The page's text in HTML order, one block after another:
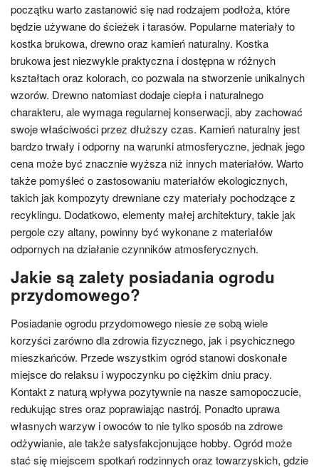
początku warto zastanowić się nad rodzajem podłoża, które
będzie używane do ścieżek i tarasów. Popularne materiały to
kostka brukowa, drewno oraz kamień naturalny. Kostka
brukowa jest niezwykle praktyczna i dostępna w różnych
kształtach oraz kolorach, co pozwala na stworzenie unikalnych
wzorów. Drewno natomiast dodaje ciepła i naturalnego
charakteru, ale wymaga regularnej konserwacji, aby zachować
swoje właściwości przez dłuższy czas. Kamień naturalny jest
bardzo trwały i odporny na warunki atmosferyczne, jednak jego
cena może być znacznie wyższa niż innych materiałów. Warto
także pomyśleć o zastosowaniu materiałów ekologicznych,
takich jak kompozyty drewniane czy materiały pochodzące z
recyklingu. Dodatkowo, elementy małej architektury, takie jak
pergole czy altany, powinny być wykonane z materiałów
odpornych na działanie czynników atmosferycznych.
Jakie są zalety posiadania ogrodu
przydomowego?
Posiadanie ogrodu przydomowego niesie ze sobą wiele
korzyści zarówno dla zdrowia fizycznego, jak i psychicznego
mieszkańców. Przede wszystkim ogród stanowi doskonałe
miejsce do relaksu i wypoczynku po ciężkim dniu pracy.
Kontakt z naturą wpływa pozytywnie na nasze samopoczucie,
redukując stres oraz poprawiając nastrój. Ponadto uprawa
własnych warzyw i owoców to nie tylko sposób na zdrowe
odżywianie, ale także satysfakcjonujące hobby. Ogród może
stać się miejscem spotkań rodzinnych oraz towarzyskich, gdzie